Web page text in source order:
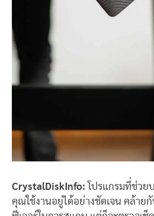
CrystalDiskInfo: โปรแกรมที่ช่วย
คุณใช้งานอยู่ได้อย่างชัดเจน คล้ายกั